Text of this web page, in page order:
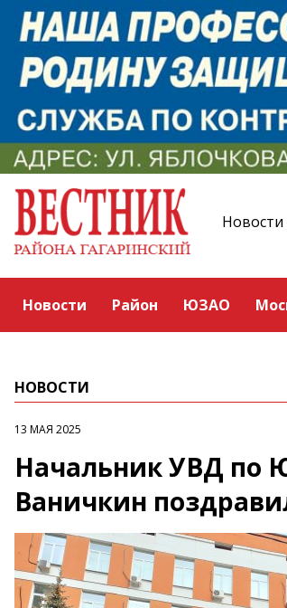
Новости
Новости Район ЮЗАО
НОВОСТИ
13 МАЯ 2025
Начальник УВД по
Ваничкин